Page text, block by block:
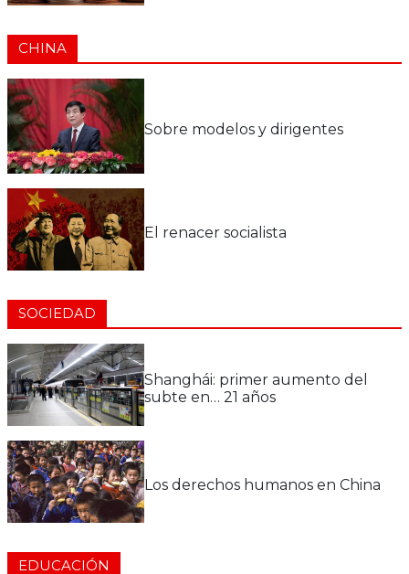
CHINA
Sobre modelos y dirigentes
El renacer socialista
SOCIEDAD
Shanghái: primer aumento del
subte en… 21 años
Los derechos humanos en China
EDUCACIÓN